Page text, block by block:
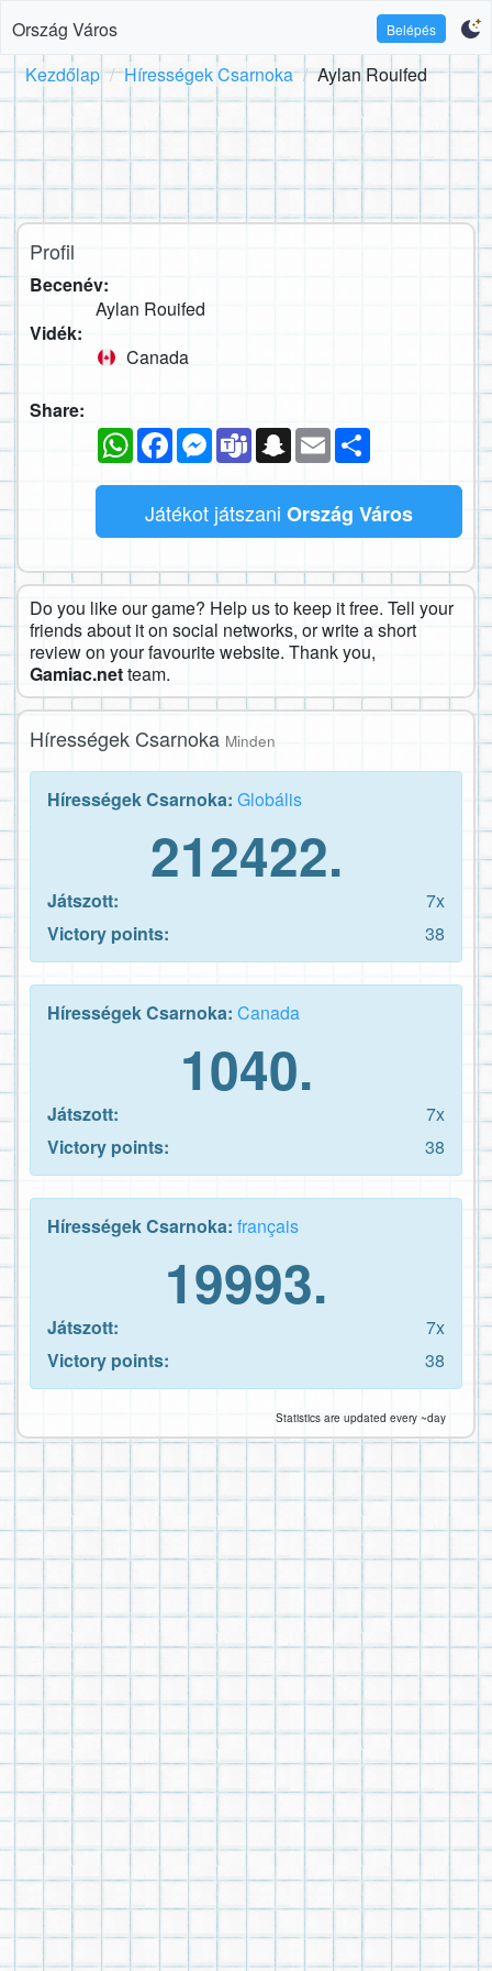
Ország Város Belépés
Kezdőlap Hírességek Csarnoka Aylan Rouifed
Profil
Becenév:
Aylan Rouifed
Vidék:
Canada
Share:
WhatsAppFacebookMessenger
TeamsSnapchat
Email
Játékot játszani Ország Város
Do you like our game? Help us to keep it free. Tell your
friends about it on social networks, or write a short
review on your favourite website. Thank you,
Gamiac.netteam.
Hírességek Csarnoka Minden
Hírességek Csarnoka: Globális
212422.
Játszott:
7x
Victory points:
38
Hírességek Csarnoka: Canada
1040.
Játszott:
7x
Victory points:
38
Hírességek Csarnoka: français
19993.
Játszott:
7x
Victory points:
38
Statistics are updated every ~day